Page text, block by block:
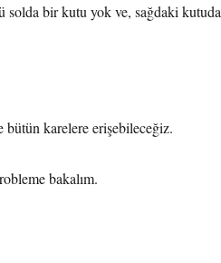
solda bir kutu yok ve, sağdaki kutuda
karelere erişebileceğiz.
bakalım.